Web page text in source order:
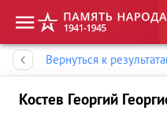
Вернуться к
Костев Георгий
Память народа